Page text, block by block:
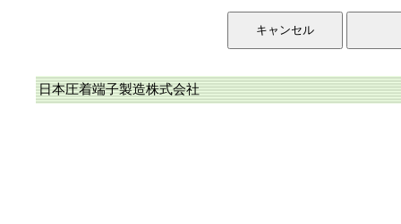
日本圧着端子製造株式会社